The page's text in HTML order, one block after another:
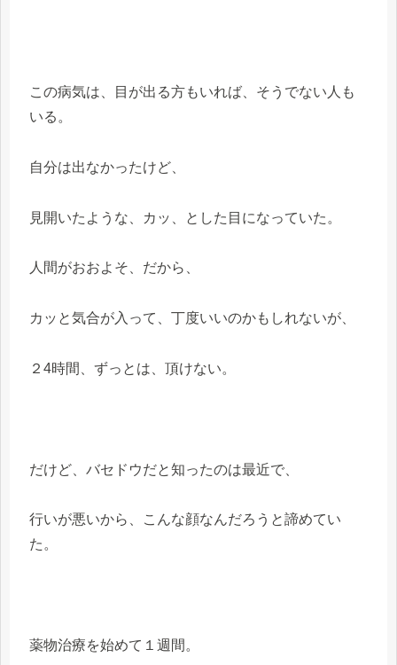
この病気は、目が出る方もいれば、そうでない人も
いる。
自分は出なかったけど、
見開いたような、カッ、とした目になっていた。
人間がおおよそ、だから、
カッと気合が入って、丁度いいのかもしれないが、
２4時間、ずっとは、頂けない。
だけど、バセドウだと知ったのは最近で、
行いが悪いから、こんな顔なんだろうと諦めてい
た。
薬物治療を始めて１週間。